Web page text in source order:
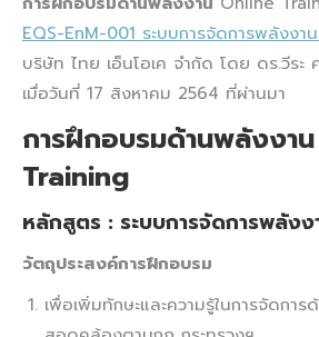
EQS-EnM-001 ระบบการจัดการพลังงา
บริษัท ไทย เอ็นโอเค จำกัด โดย ดร.วีระ
เมื่อวันที่ 17 สิงหาคม 2564 ที่ผ่านมา
การฝึกอบรมด้านพลังงา
Training
หลักสูตร : ระบบการจัดการพลัง
วัตถุประสงค์การฝึกอบรม
เพื่อเพิ่มทักษะและความรู้ในการจัดกา